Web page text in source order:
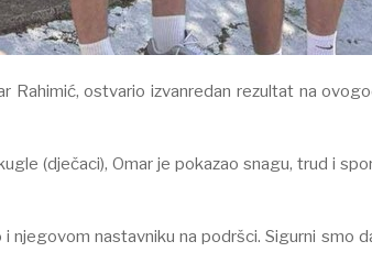
Rahimić, ostvario izvanredan rezultat na
(dječaci), Omar je pokazao snagu, trud i
njegovom nastavniku na podršci. Sigurni smo